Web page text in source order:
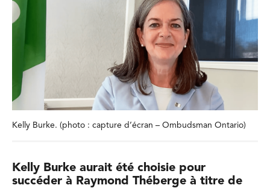
Kelly Burke. (photo : capture d’écran – Ombudsman Ontario)
Kelly Burke aurait été choisie pour
succéder à Raymond Théberge à titre de